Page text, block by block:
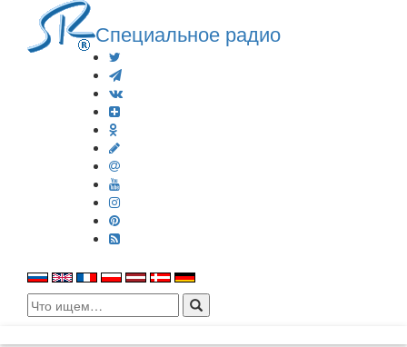
Специальное радио
Search
for: